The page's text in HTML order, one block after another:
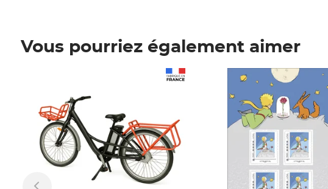
Vous pourriez également aimer
Prix 7,50€